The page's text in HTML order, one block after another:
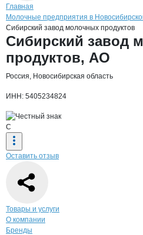
Навигация по сайту
Главная
Молочные предприятия в
Сибирский завод молочных продуктов
Основная
Сибирский завод
продуктов, АО
Россия, Новосибирская область
ИНН: 5405234824
С
Оставить отзыв
Навигация по
Товары и услуги
О компании
Бренды